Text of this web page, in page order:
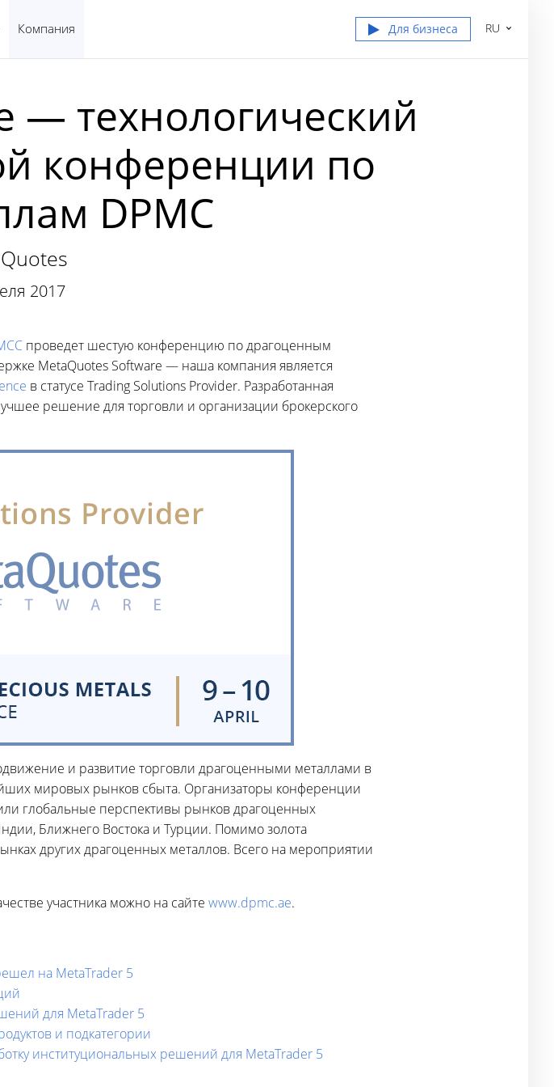
Компания Для бизнеса RU
— технологический
конференции по
DPMC
2017
проведет шестую конференцию по драгоценным
MetaQuotes Software — наша компания является
в статусе Trading Solutions Provider. Разработанная
решение для торговли и организации брокерского
и развитие торговли драгоценными металлами в
мировых рынков сбыта. Организаторы конференции
глобальные перспективы рынков драгоценных
Ближнего Востока и Турции. Помимо золота
других драгоценных металлов. Всего на мероприятии
участника можно на сайте www.dpmc.ae.
на MetaTrader 5
для MetaTrader 5
и подкатегории
институциональных решений для MetaTrader 5